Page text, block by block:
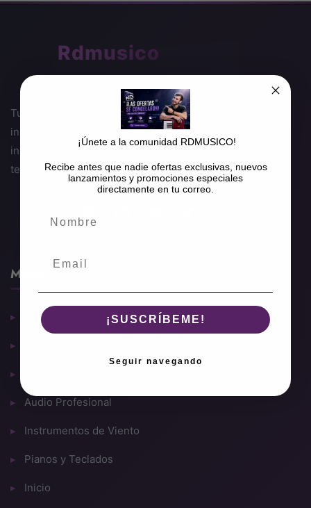
Rdmusico
Tu tienda especializada en audio profesional e
instrumentos musicales. Ofrecemos equipos de sonido,
instrumentos de cuerda, percusión, viento, pianos,
teclados y amplificadores de las mejores marcas.
Menú...
Instrumentos de Cuerda
Audio Profesional
Instrumentos de Viento
Pianos y Teclados
Inicio
¡Únete a la comunidad RDMUSICO!
Recibe antes que nadie ofertas exclusivas, nuevos
lanzamientos y promociones especiales
directamente en tu correo.
¡SUSCRÍBEME!
Seguir navegando